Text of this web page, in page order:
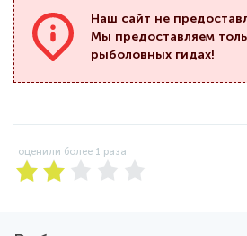
Наш сайт не
Мы предоставляем
рыболовных гидах!
оценили более 1 раза